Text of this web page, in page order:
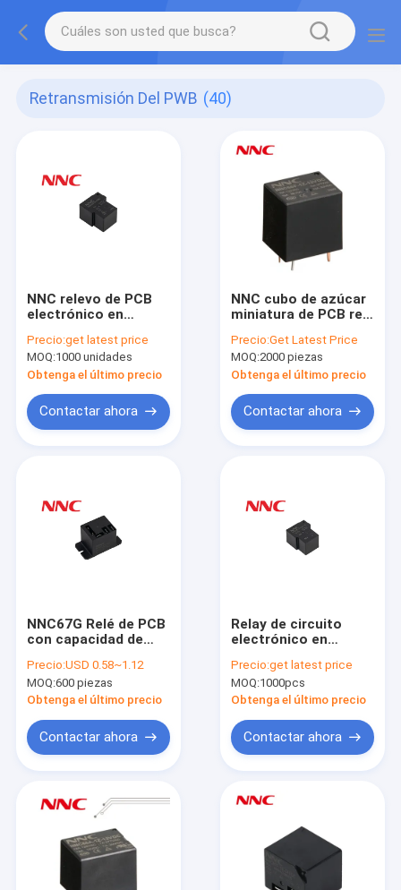
Retransmisión Del PWB (40)
NNC relevo de PCB
electrónico en
NNC67E T90 ((JQX-
15F) relevos de 6
pines 5 pines 12v
Precio:get latest price
MOQ:1000 unidades
Obtenga el último precio
Contactar ahora
NNC cubo de azúcar
miniatura de PCB relé
de azúcar 5A 7A 10A
relé
electromagnético
12V para máquina de
soldadura
Precio:Get Latest Price
MOQ:2000 piezas
Obtenga el último precio
Contactar ahora
NNC67G Relé de PCB
con capacidad de
a 40A para uso
industrial
Precio:USD 0.58~1.12
MOQ:600 piezas
Obtenga el último precio
Contactar ahora
Relay de circuito
electrónico en
NNC67E-1H T90
(JQX-15F) 4 pines 5
pines 12v 24v
Precio:get latest price
MOQ:1000pcs
Obtenga el último precio
Contactar ahora